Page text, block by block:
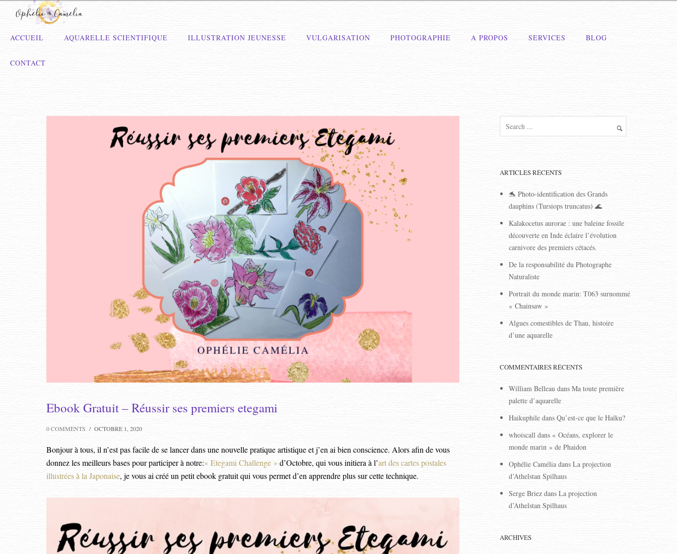
ACCUEIL AQUARELLE SCIENTIFIQUE ILLUSTRATION JEUNESSE VULGARISATION PHOTOGRAPHIE A PROPOS SERVICES BLOG
CONTACT
Ebook Gratuit – Réussir ses premiers etegami
0 COMMENTS / OCTOBRE 1, 2020
Bonjour à tous, il n’est pas facile de se lancer dans une nouvelle pratique artistique et j’en ai bien conscience. Alors afin de vous
donnez les meilleurs bases pour participer à notre:« Etegami Challenge » d’Octobre, qui vous initiera à l’art des cartes postales
illustrées à la Japonaise, je vous ai créé un petit ebook gratuit qui vous permet d’en apprendre plus sur cette technique.
ARTICLES RÉCENTS
🐬 Photo-identification des Grands
dauphins (Tursiops truncatus) 🌊
Kalakocetus aurorae : une baleine fossile
découverte en Inde éclaire l’évolution
carnivore des premiers cétacés.
De la responsabilité du Photographe
Naturaliste
Portrait du monde marin: T063 surnommé
« Chainsaw »
Algues comestibles de Thau, histoire
d’une aquarelle
COMMENTAIRES RÉCENTS
William Belleau dansMa toute première
palette d’aquarelle
Haikuphile dansQu’est-ce que le Haïku?
whoiscall dans « Océans, explorer le
monde marin » de Phaidon
Ophélie Camélia dansLa projection
d’Athelstan Spilhaus
Serge Briez dansLa projection
d’Athelstan Spilhaus
ARCHIVES